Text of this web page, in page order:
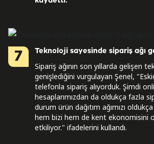
7 Teknoloji sayesinde sipariş ağı
Sipariş ağının son yıllarda gelişen
genişlediğini vurgulayan Şenel,
telefonla sipariş alıyorduk. Şimdi
hesaplarımızdan da oldukça fazla
durum ürün dağıtım ağımızı
hem bizi hem de kent ekonomisini
etkiliyor." ifadelerini kullandı.